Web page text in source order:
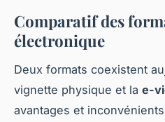
Comparatif des
électronique
Deux formats coexistent
vignette physique et la e-
avantages et